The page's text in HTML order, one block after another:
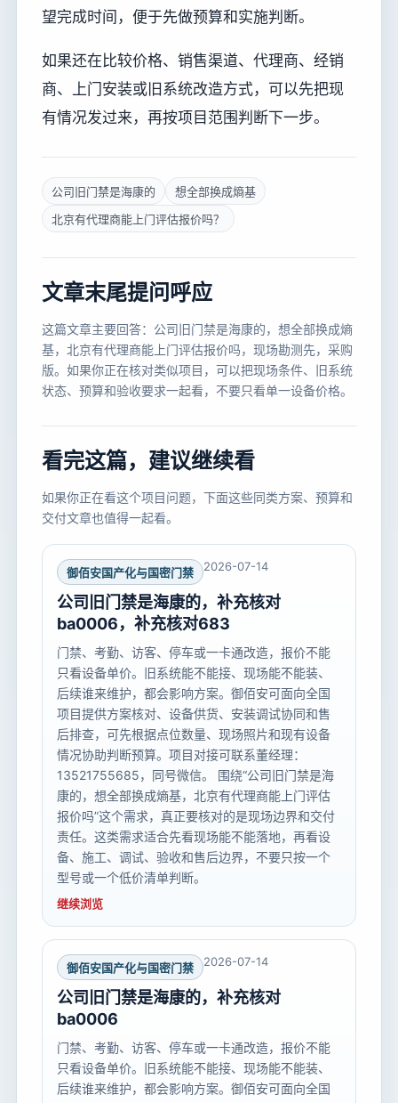
望完成时间，便于先做预算和实施判断。
如果还在比较价格、销售渠道、代理商、经销
商、上门安装或旧系统改造方式，可以先把现
有情况发过来，再按项目范围判断下一步。
公司旧门禁是海康的
想全部换成熵基
北京有代理商能上门评估报价吗？
文章末尾提问呼应
这篇文章主要回答：公司旧门禁是海康的，想全部换成熵
基，北京有代理商能上门评估报价吗，现场勘测先，采购
版。如果你正在核对类似项目，可以把现场条件、旧系统
状态、预算和验收要求一起看，不要只看单一设备价格。
看完这篇，建议继续看
如果你正在看这个项目问题，下面这些同类方案、预算和
交付文章也值得一起看。
御佰安国产化与国密门禁 2026-07-14
公司旧门禁是海康的，补充核对
ba0006，补充核对683
门禁、考勤、访客、停车或一卡通改造，报价不能
只看设备单价。旧系统能不能接、现场能不能装、
后续谁来维护，都会影响方案。御佰安可面向全国
项目提供方案核对、设备供货、安装调试协同和售
后排查，可先根据点位数量、现场照片和现有设备
情况协助判断预算。项目对接可联系董经理：
13521755685，同号微信。 围绕“公司旧门禁是海
康的，想全部换成熵基，北京有代理商能上门评估
报价吗”这个需求，真正要核对的是现场边界和交付
责任。这类需求适合先看现场能不能落地，再看设
备、施工、调试、验收和售后边界，不要只按一个
型号或一个低价清单判断。
继续浏览
御佰安国产化与国密门禁 2026-07-14
公司旧门禁是海康的，补充核对
ba0006
门禁、考勤、访客、停车或一卡通改造，报价不能
只看设备单价。旧系统能不能接、现场能不能装、
后续谁来维护，都会影响方案。御佰安可面向全国